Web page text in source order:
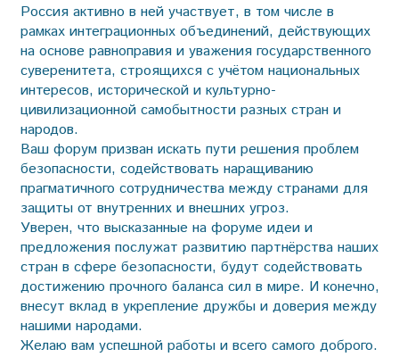
Россия активно в ней участвует, в том числе в
рамках интеграционных объединений, действующих
на основе равноправия и уважения государственного
суверенитета, строящихся с учётом национальных
интересов, исторической и культурно-
цивилизационной самобытности разных стран и
народов.
Ваш форум призван искать пути решения проблем
безопасности, содействовать наращиванию
прагматичного сотрудничества между странами для
защиты от внутренних и внешних угроз.
Уверен, что высказанные на форуме идеи и
предложения послужат развитию партнёрства наших
стран в сфере безопасности, будут содействовать
достижению прочного баланса сил в мире. И конечно,
внесут вклад в укрепление дружбы и доверия между
нашими народами.
Желаю вам успешной работы и всего самого доброго.